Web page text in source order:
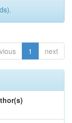
1 next